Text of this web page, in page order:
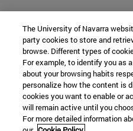
The University of Navarra
party cookies to store and
browse. Different types of
For example, to identify you as
about your browsing habits
personalize how the content is
cookies you want to enable or
will remain active until you
For more detailed information